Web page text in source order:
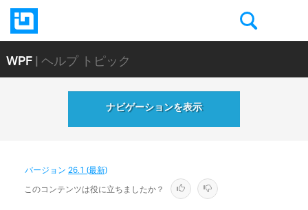
WPF| ヘルプ トピック
ナビゲーションを表示
バージョン26.1 (最新)
このコンテンツは役に立ちましたか？